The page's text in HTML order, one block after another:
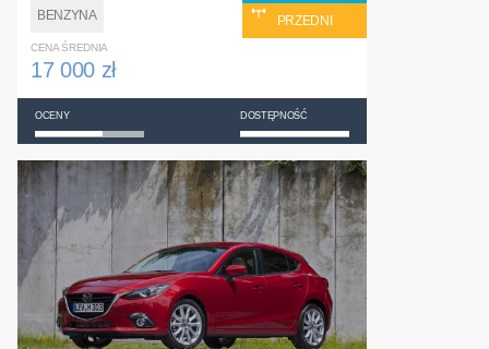
BENZYNA
PRZEDNI
CENA ŚREDNIA
17 000 zł
OCENY DOSTĘPNOŚĆ